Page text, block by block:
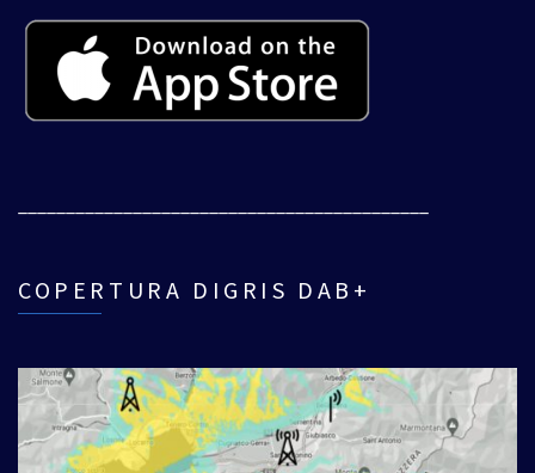
COPERTURA DIGRIS DAB+